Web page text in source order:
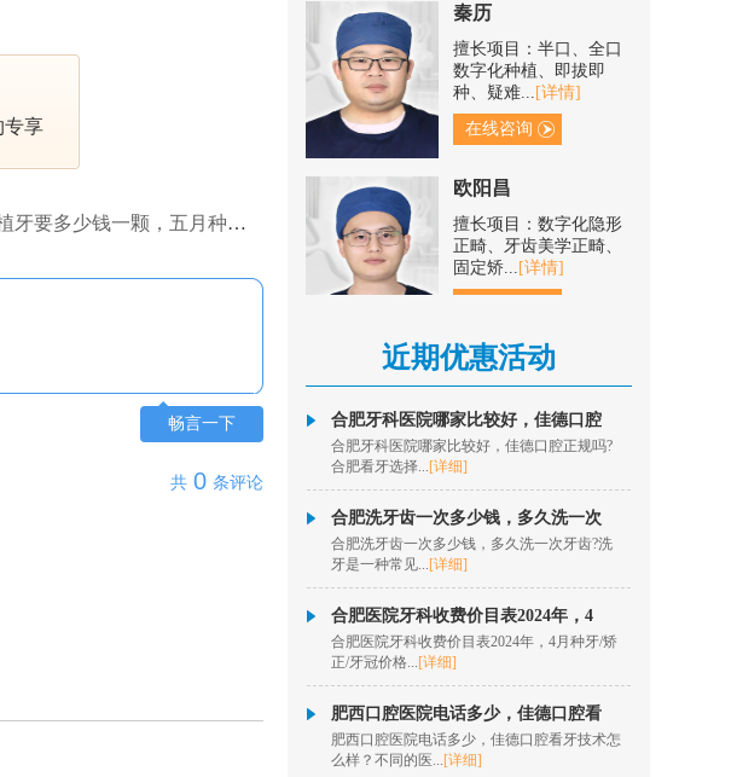
专享
一颗，五月种牙只需要这个价（含种植牙价格表）！
畅言一下
共 0 条评论
擅长项目：半口、全口
数字化种植、即拔即
种、疑难...[详情]
在线咨询
擅长项目：数字化隐形
正畸、牙齿美学正畸、
固定矫...[详情]
在线咨询
擅长项目：固定矫正、
肌功能... [详情]
在线咨询
欧明梅
擅长项目：树脂充填，
根管治疗，全冠修复，
嵌体修复，贴面...[详情]
在线咨询
王凯 院长
擅长项目：insignia定制
矫正、隐形正畸、疑难
复杂...
近期优惠活动
合肥牙科医院哪家比较好，佳德口腔
合肥牙科医院哪家比较好，佳德口腔正规吗?
合肥看牙选择...[详细]
合肥洗牙齿一次多少钱，多久洗一次
合肥洗牙齿一次多少钱，多久洗一次牙齿?洗
牙是一种常见...[详细]
合肥医院牙科收费价目表2024年，4
合肥医院牙科收费价目表2024年，4月种牙/矫
正/牙冠价格...[详细]
肥西口腔医院电话多少，佳德口腔看
肥西口腔医院电话多少，佳德口腔看牙技术怎
么样？不同的医...[详细]